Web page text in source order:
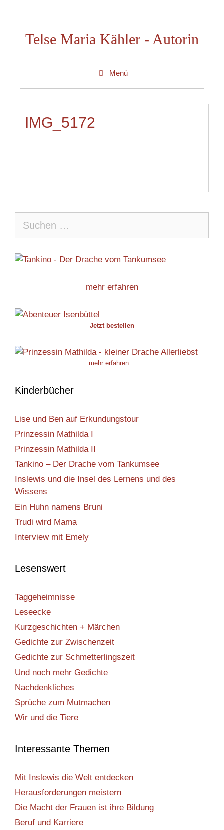
springenTelse Maria Kähler - Autorin
Menü
IMG_5172
nach:
mehr erfahren
Jetzt bestellen
mehr erfahren...
Kinderbücher
Lise und Ben auf Erkundungstour
Prinzessin Mathilda I
Prinzessin Mathilda II
Tankino – Der Drache vom Tankumsee
Inslewis und die Insel des Lernens und des
Wissens
Ein Huhn namens Bruni
Trudi wird Mama
Interview mit Emely
Lesenswert
Taggeheimnisse
Leseecke
Kurzgeschichten + Märchen
Gedichte zur Zwischenzeit
Gedichte zur Schmetterlingszeit
Und noch mehr Gedichte
Nachdenkliches
Sprüche zum Mutmachen
Wir und die Tiere
Interessante Themen
Mit Inslewis die Welt entdecken
Herausforderungen meistern
Die Macht der Frauen ist ihre Bildung
Beruf und Karriere